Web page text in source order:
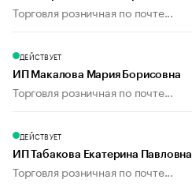
Торговля розничная по почте...
ДЕЙСТВУЕТ
ИП Макалова Мария Борисовна
Торговля розничная по почте...
ДЕЙСТВУЕТ
ИП Табакова Екатерина Павловна
Торговля розничная по почте...